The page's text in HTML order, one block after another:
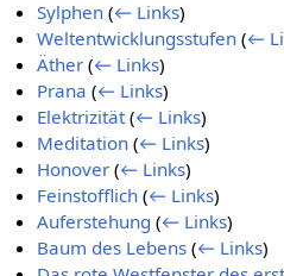
Sylphen (← Links)
Weltentwicklungsstufen (←
Äther (← Links)
Prana (← Links)
Elektrizität (← Links)
Meditation (← Links)
Honover (← Links)
Feinstofflich (← Links)
Auferstehung (← Links)
Baum des Lebens (← Links)